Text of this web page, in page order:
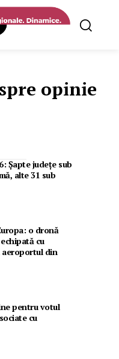
opinie
Șapte județe sub
alte 31 sub
o dronă
cu
aeroportul din
pentru votul
cu